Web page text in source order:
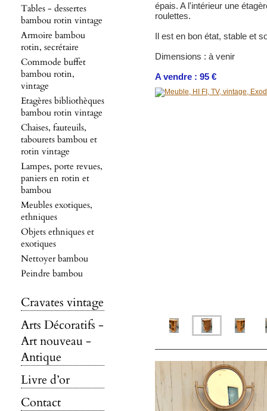
Tables - dessertes
bambou rotin vintage
Armoire bambou
rotin, secrétaire
Commode buffet
bambou rotin,
vintage
Etagères bibliothèques
bambou rotin vintage
Chaises, fauteuils,
tabourets bambou et
rotin vintage
Lampes, porte revues,
paniers en rotin et
bambou
Meubles exotiques,
ethniques
Objets ethniques et
exotiques
Nettoyer bambou
Peindre bambou
Cravates vintage
Arts Décoratifs -
Art nouveau -
Antique
Livre d’or
Contact
épais. A l'intérieur une
roulettes.
Il est en bon état, stable et
Dimensions : à venir
A vendre : 95 €